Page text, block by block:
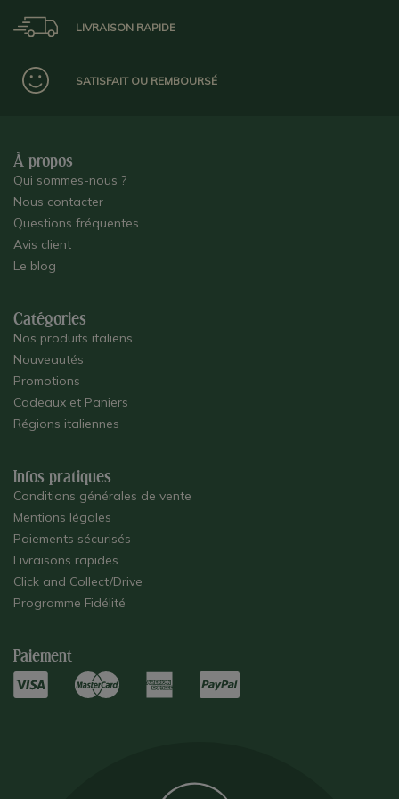
LIVRAISON RAPIDE
SATISFAIT OU REMBOURSÉ
À propos
Qui sommes-nous ?
Nous contacter
Questions fréquentes
Avis client
Le blog
Catégories
Nos produits italiens
Nouveautés
Promotions
Cadeaux et Paniers
Régions italiennes
Infos pratiques
Conditions générales de vente
Mentions légales
Paiements sécurisés
Livraisons rapides
Click and Collect/Drive
Programme Fidélité
Paiement